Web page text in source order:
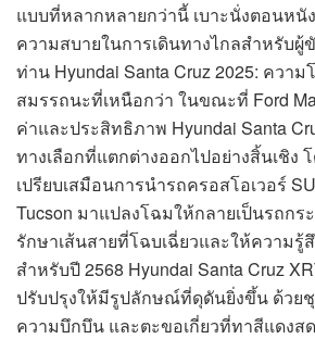
แบบที่หลากหลายกว่านี้ เบาะนั่งตอนหนั
ความสบายในการเดินทางไกลสำหรับผู้
ท่าน Hyundai Santa Cruz 2025: ความ
สมรรถนะที่เหนือกว่า ในขณะที่ Ford
ค่าและประสิทธิภาพ Hyundai Santa
ทางเลือกที่แตกต่างออกไปอย่างสิ้นเชิง
เปรียบเสมือนการนำรถครอสโอเวอร์
Tucson มาแปลงโฉมให้กลายเป็นรถกร
รักษาเส้นสายที่โฉบเฉี่ยวและให้ความรู้
สำหรับปี 2568 Hyundai Santa Cruz
ปรับปรุงให้มีรูปลักษณ์ที่ดุดันยิ่งขึ้น ด้วย
ความบึกบึน และตะขอเกี่ยวที่ทาสีแดงส